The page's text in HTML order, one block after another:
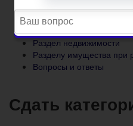
Главная
Основания и порядок
Развод при
Раздел недвижимости
Разделу имущества при
Вопросы и ответы
Сдать